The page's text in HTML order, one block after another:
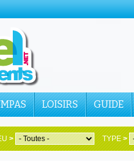
LOISIRS GUIDE
> TYPE>